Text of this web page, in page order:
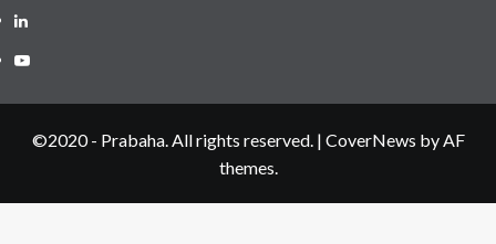
LinkedIN
Youtube
©2020 - Prabaha. All rights reserved. | CoverNews by AF
themes.